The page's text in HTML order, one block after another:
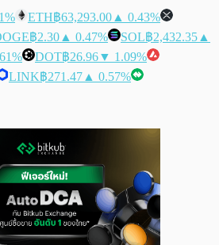
ETH฿63,293.00 ▲ 0.43%
฿2.30 ▲ 0.47% SOL฿2,432.35 ▲
DOT฿26.96▼ 1.09%
LINK฿271.47 ▲ 0.57%